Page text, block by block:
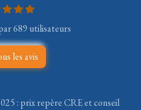
689 utilisateurs
les avis
: prix repère CRE et conseil